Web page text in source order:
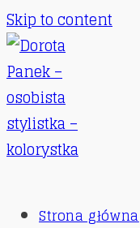
Skip to content
Strona główna